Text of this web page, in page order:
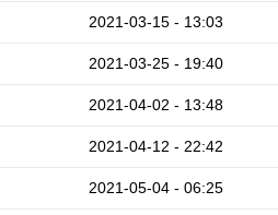
2021-03-15 - 13:03
2021-03-25 - 19:40
2021-04-02 - 13:48
2021-04-12 - 22:42
2021-05-04 - 06:25